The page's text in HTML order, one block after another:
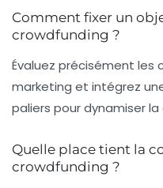
Comment fixer un
crowdfunding ?
Évaluez précisément
marketing et intégrez
paliers pour dynamiser
Quelle place tient la
crowdfunding ?